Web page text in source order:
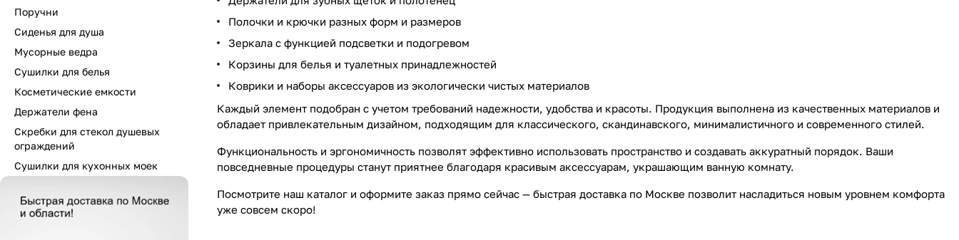
Полочки и крючки разных форм и размеров
Зеркала с функцией подсветки и подогревом
Корзины для белья и туалетных принадлежностей
Коврики и наборы аксессуаров из экологически чистых материалов
Каждый элемент подобран с учетом требований надежности, удобства и красоты. Продукция выполнена из качественных материалов и
обладает привлекательным дизайном, подходящим для классического, скандинавского, минималистичного и современного стилей.
Функциональность и эргономичность позволят эффективно использовать пространство и создавать аккуратный порядок. Ваши
повседневные процедуры станут приятнее благодаря красивым аксессуарам, украшающим ванную комнату.
Посмотрите наш каталог и оформите заказ прямо сейчас — быстрая доставка по Москве позволит насладиться новым уровнем комфорта
уже совсем скоро!
Поручни
Сиденья для душа
Мусорные ведра
Сушилки для белья
Косметические емкости
Держатели фена
Скребки для стекол душевых
ограждений
Сушилки для кухонных моек